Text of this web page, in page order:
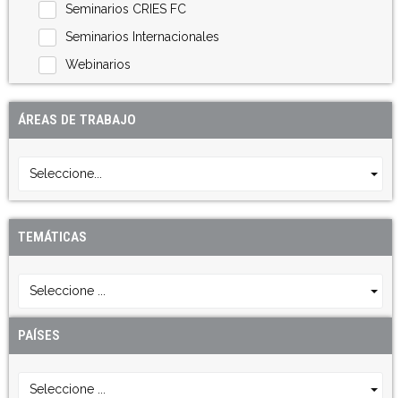
Seminarios CRIES FC
Seminarios Internacionales
Webinarios
ÁREAS DE TRABAJO
Seleccione...
TEMÁTICAS
Seleccione ...
PAÍSES
Seleccione ...